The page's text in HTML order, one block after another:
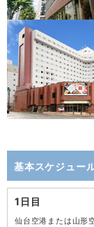
基本スケジュー
1日目
仙台空港または山形